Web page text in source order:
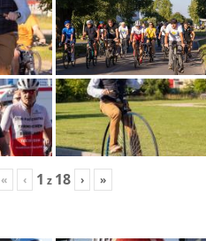
« ‹ 1 z 18 › »